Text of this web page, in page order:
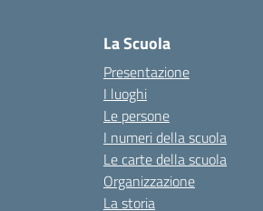
La Scuola
Presentazione
I luoghi
Le persone
I numeri della scuola
Le carte della scuola
Organizzazione
La storia